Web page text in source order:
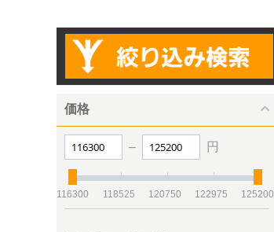
価格
– 円
116300 118525 120750 122975 125200